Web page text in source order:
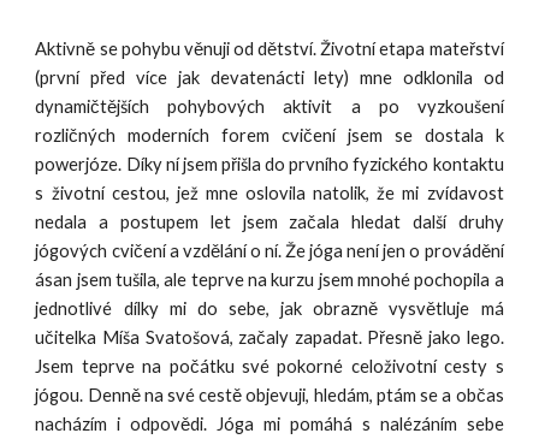
Aktivně se pohybu věnuji od dětství. Životní etapa mateřství
(první před více jak devatenácti lety) mne odklonila od
dynamičtějších pohybových aktivit a po vyzkoušení
rozličných moderních forem cvičení jsem se dostala k
powerjóze. Díky ní jsem přišla do prvního fyzického kontaktu
s životní cestou, jež mne oslovila natolik, že mi zvídavost
nedala a postupem let jsem začala hledat další druhy
jógových cvičení a vzdělání o ní. Že jóga není jen o provádění
ásan jsem tušila, ale teprve na kurzu jsem mnohé pochopila a
jednotlivé dílky mi do sebe, jak obrazně vysvětluje má
učitelka Míša Svatošová, začaly zapadat. Přesně jako lego.
Jsem teprve na počátku své pokorné celoživotní cesty s
jógou. Denně na své cestě objevuji, hledám, ptám se a občas
nacházím i odpovědi. Jóga mi pomáhá s nalézáním sebe